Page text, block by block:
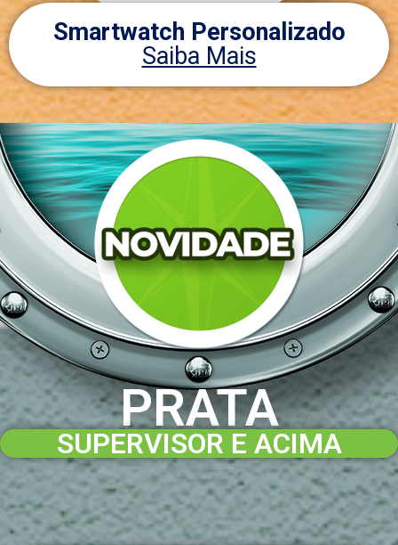
Smartwatch Personalizado
Saiba Mais
PRATA
SUPERVISOR E ACIMA